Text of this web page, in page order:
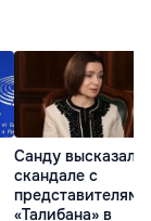
Санду
скандале с
представителями
«Талибана» в